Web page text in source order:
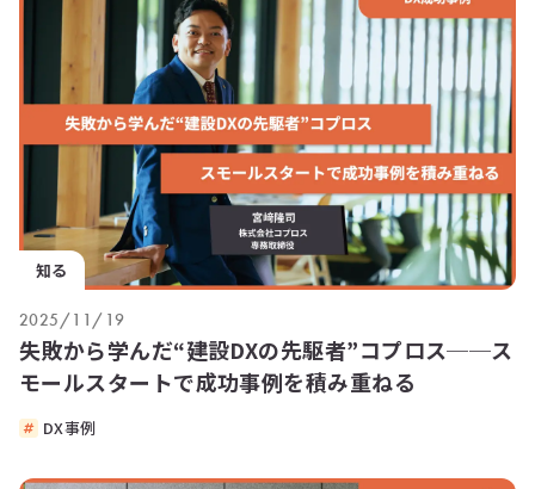
知る
2025/11/19
失敗から学んだ“建設DXの先駆者”コプロス──ス
モールスタートで成功事例を積み重ねる
DX事例